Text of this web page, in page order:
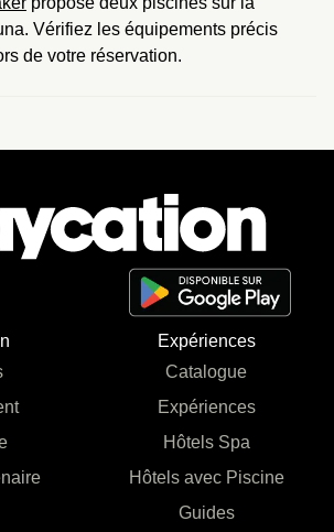
Vérifiez les équipements précis
de votre réservation.
Expériences
Catalogue
Expériences
Hôtels Spa
Hôtels avec Piscine
Guides